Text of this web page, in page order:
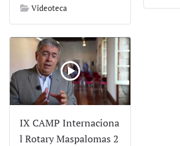
Videoteca
IX CAMP Internaciona
l Rotary Maspalomas 2